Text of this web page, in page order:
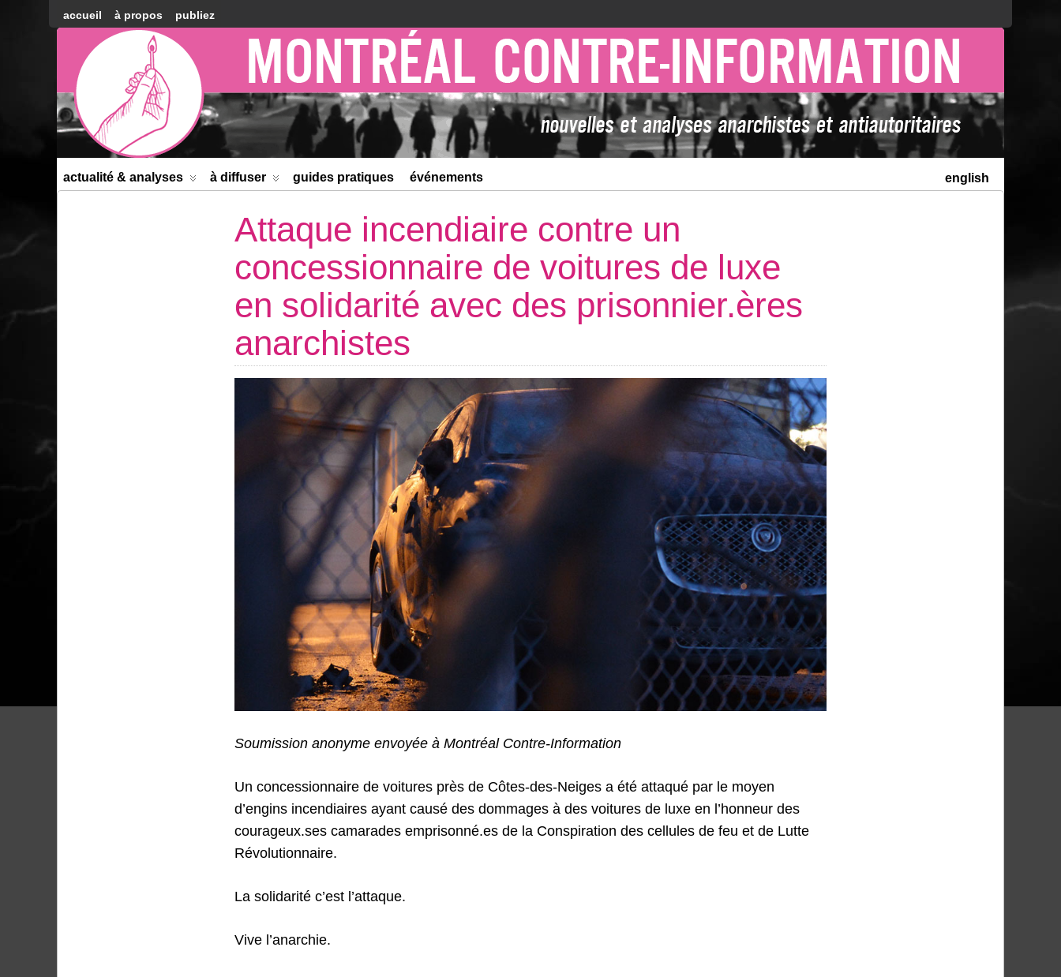
accueil à propos publiez
Montréal
Counter-
information
english
actualité & analyses à diffuser guides pratiques événements
Attaque incendiaire contre un
concessionnaire de voitures de luxe
en solidarité avec des prisonnier.ères
anarchistes
Soumission anonyme envoyée à Montréal Contre-Information
Un concessionnaire de voitures près de Côtes-des-Neiges a été attaqué par le moyen
d’engins incendiaires ayant causé des dommages à des voitures de luxe en l’honneur des
courageux.ses camarades emprisonné.es de la Conspiration des cellules de feu et de Lutte
Révolutionnaire.
La solidarité c’est l’attaque.
Vive l’anarchie.